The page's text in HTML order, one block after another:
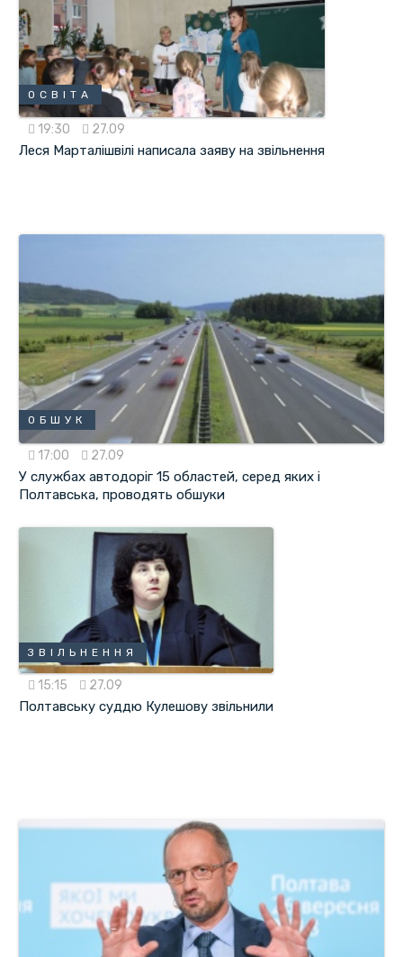
ОСВІТА
19:30 27.09
Леся Марталішвілі написала заяву на звільнення
ОБШУК
17:00 27.09
У службах автодоріг 15 областей, серед яких і
Полтавська, проводять обшуки
ЗВІЛЬНЕННЯ
15:15 27.09
Полтавську суддю Кулешову звільнили